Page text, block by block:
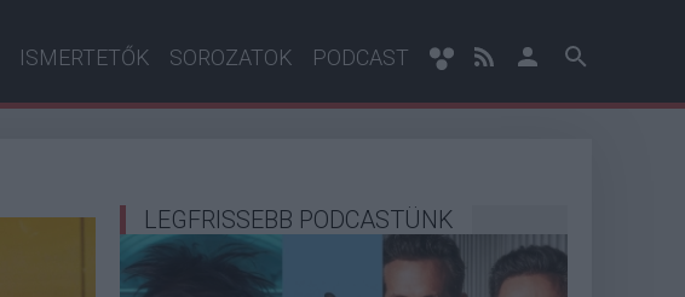
ISMERTETŐK SOROZATOK PODCAST
LEGFRISSEBB PODCASTÜNK